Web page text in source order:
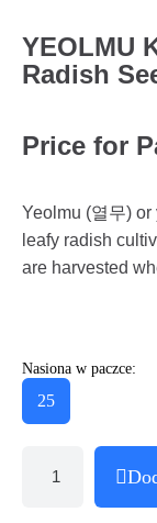
YEOLMU
Radish
Price for
Yeolmu (열무)
leafy radish
are harvested
Nasiona w paczce:
25